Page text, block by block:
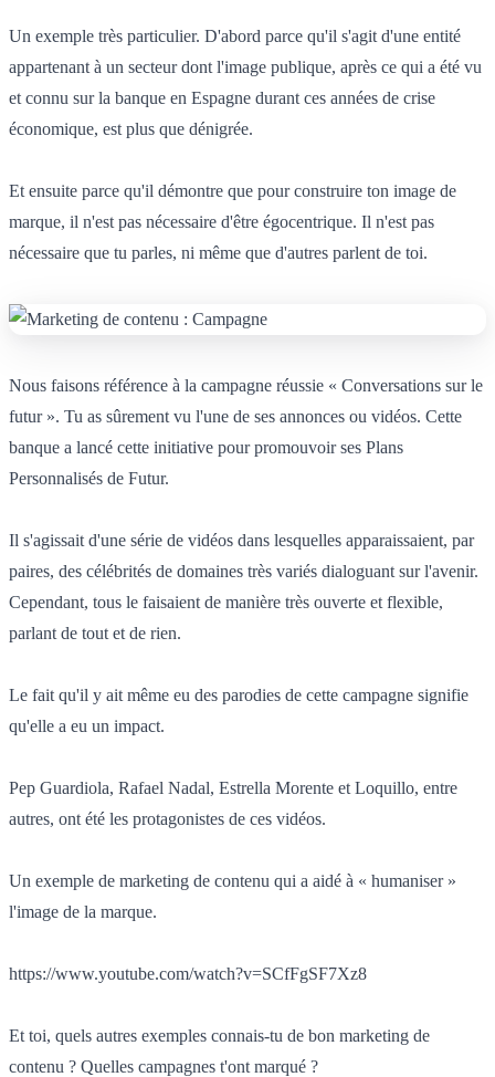
Un exemple très particulier. D'abord parce qu'il s'agit d'une entité
appartenant à un secteur dont l'image publique, après ce qui a été vu
et connu sur la banque en Espagne durant ces années de crise
économique, est plus que dénigrée.
Et ensuite parce qu'il démontre que pour construire ton image de
marque, il n'est pas nécessaire d'être égocentrique. Il n'est pas
nécessaire que tu parles, ni même que d'autres parlent de toi.
Nous faisons référence à la campagne réussie « Conversations sur le
futur ». Tu as sûrement vu l'une de ses annonces ou vidéos. Cette
banque a lancé cette initiative pour promouvoir ses Plans
Personnalisés de Futur.
Il s'agissait d'une série de vidéos dans lesquelles apparaissaient, par
paires, des célébrités de domaines très variés dialoguant sur l'avenir.
Cependant, tous le faisaient de manière très ouverte et flexible,
parlant de tout et de rien.
Le fait qu'il y ait même eu des parodies de cette campagne signifie
qu'elle a eu un impact.
Pep Guardiola, Rafael Nadal, Estrella Morente et Loquillo, entre
autres, ont été les protagonistes de ces vidéos.
Un exemple de marketing de contenu qui a aidé à « humaniser »
l'image de la marque.
https://www.youtube.com/watch?v=SCfFgSF7Xz8
Et toi, quels autres exemples connais-tu de bon marketing de
contenu ? Quelles campagnes t'ont marqué ?